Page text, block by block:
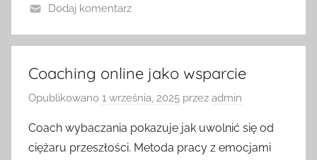
Dodaj komentarz
Coaching online jako wsparcie
Opublikowano 1 września, 2025 przez admin
Coach wybaczania pokazuje jak uwolnić się od
ciężaru przeszłości. Metoda pracy z emocjami